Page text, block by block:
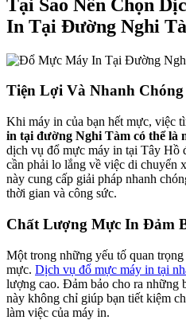
Tại Sao Nên Chọn
In Tại Đường Nghi
Tiện Lợi Và Nhanh Chóng
Khi máy in của bạn hết mực, việc
in tại đường Nghi Tàm có thể là
dịch vụ đổ mực máy in tại Tây Hồ
cần phải lo lắng về việc di chuyển
này cung cấp giải pháp nhanh
thời gian và công sức.
Chất Lượng Mực In Đảm
Một trong những yếu tố quan
mực. Dịch vụ đổ mực máy in tại
lượng cao. Đảm bảo cho ra những
này không chỉ giúp bạn tiết kiệm
làm việc của máy in.